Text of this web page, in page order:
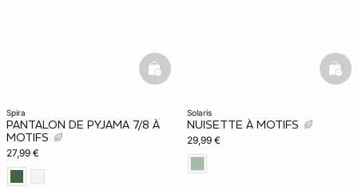
spira
PANTALON DE PYJAMA 7/8 À
MOTIFS
27,99 €
basketfull
solaris
NUISETTE À MOTIFS
29,99 €